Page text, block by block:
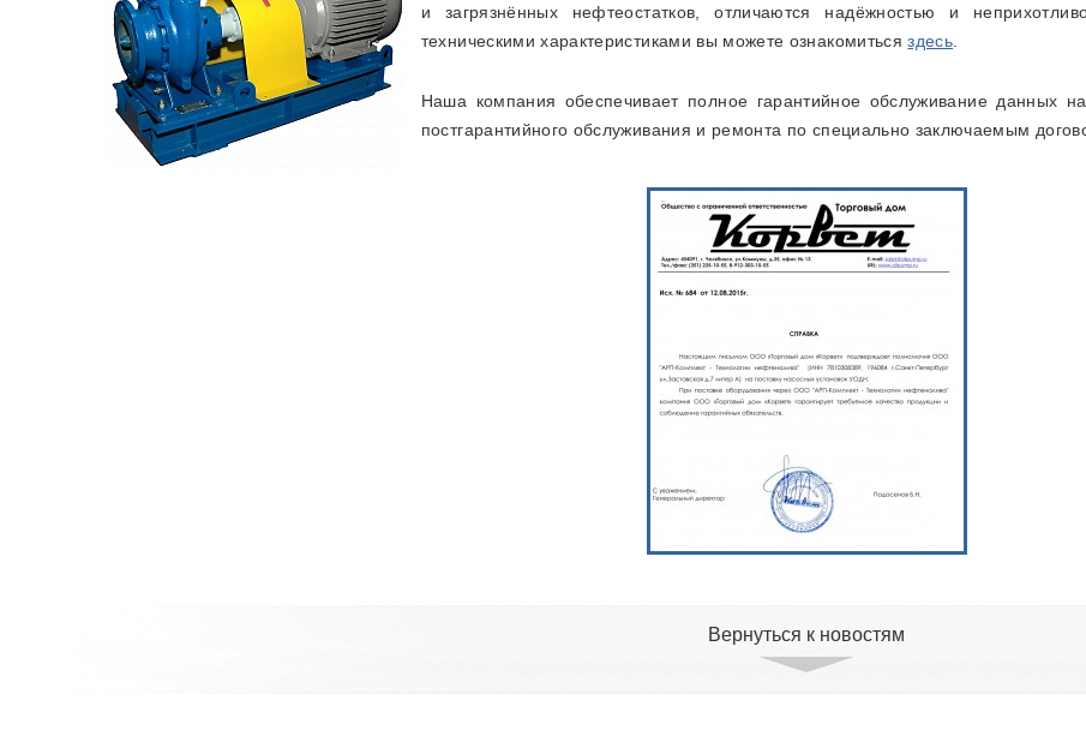
и загрязнённых нефтеостатков, отличаются надёжностью и
техническими характеристиками вы можете ознакомитьсяздесь
Наша компания обеспечивает полное гарантийное обслуживание данных
постгарантийного обслуживания и ремонта по специально заключаемым
Вернуться к новостям